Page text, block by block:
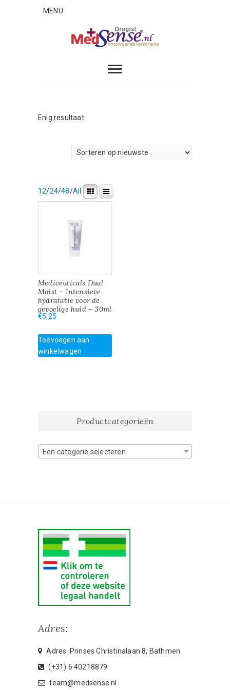
MENU
Enig resultaat
12/24/48/All
Mediceuticals Dual
Moist – Intensieve
hydratatie voor de
gevoelige huid – 30ml
€5,25
Toevoegen aan
winkelwagen
Productcategorieën
Een categorie selecteren
Adres:
Adres: Prinses Christinalaan 8, Bathmen
(+31) 6 40218879
team@medsense.nl